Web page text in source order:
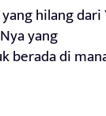
hilang dari
yang
berada di